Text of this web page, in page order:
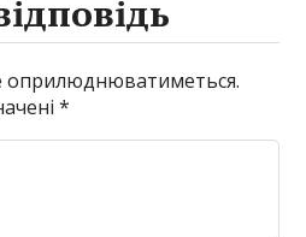
оприлюднюватиметься.
*